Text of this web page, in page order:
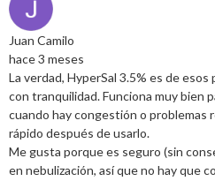
Juan Camilo
hace 3 meses
La verdad, HyperSal 3.5% es de
con tranquilidad. Funciona muy bien
cuando hay congestión o problemas
rápido después de usarlo.
Me gusta porque es seguro (sin
en nebulización, así que no hay que